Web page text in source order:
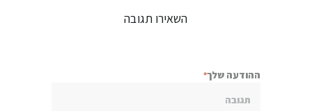
השאירו תגובה
ההודעה שלך